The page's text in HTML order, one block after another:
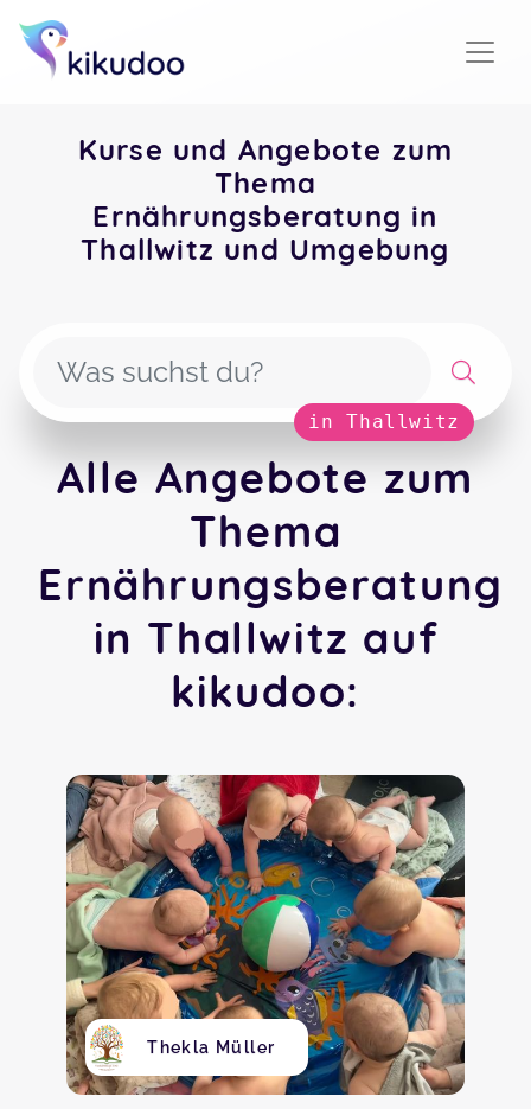
Kurse und Angebote zum
Thema
Ernährungsberatung in
Thallwitz und Umgebung
in Thallwitz
Alle Angebote zum
Thema
Ernährungsberatung
in Thallwitz auf
kikudoo:
Thekla Müller